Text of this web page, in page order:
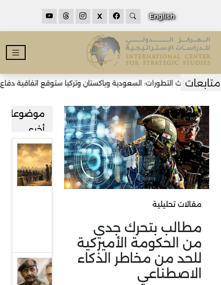
English
X
أحدث التطورات: السعودية وباكستان وتركيا ستوقع اتفاقية دفاع
مقالات تحليلية
مطالب بتحرك جدي
من الحكومة الأميركية
للحد من مخاطر الذكاء
الاصطناعي
موضوعات
أخرى
قراءة في
صعود
حركة
بجنوب
إفريقيا
السودان